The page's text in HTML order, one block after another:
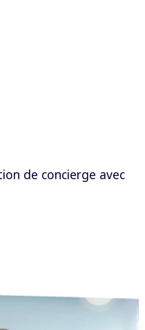
de concierge avec